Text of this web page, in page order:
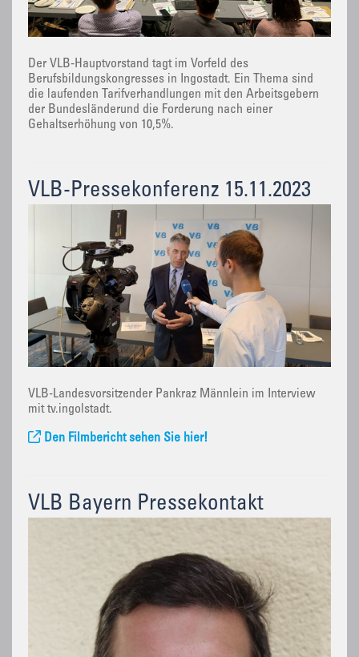
Der VLB-Hauptvorstand tagt im Vorfeld des
Berufsbildungskongresses in Ingostadt. Ein Thema sind
die laufenden Tarifverhandlungen mit den Arbeitsgebern
der Bundesländerund die Forderung nach einer
Gehaltserhöhung von 10,5%.
VLB-Pressekonferenz 15.11.2023
VLB-Landesvorsitzender Pankraz Männlein im Interview
mit tv.ingolstadt.
Den Filmbericht sehen Sie hier!
VLB Bayern Pressekontakt